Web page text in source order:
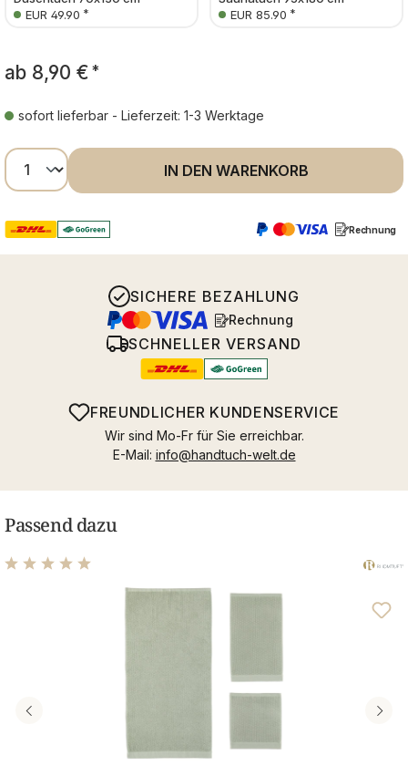
EUR 49.90 *
EUR 85.90 *
ab 8,90 € *
sofort lieferbar - Lieferzeit: 1-3 Werktage
Produkt Anzahl: Gib den gewünschten
IN DEN WARENKORB
Rechnung
SICHERE BEZAHLUNG
Rechnung
SCHNELLER VERSAND
FREUNDLICHER KUNDENSERVICE
Wir sind Mo-Fr für Sie erreichbar.
E-Mail: info@handtuch-welt.de
Passend dazu
Durchschnittliche Bewertung von 5 von 5 Sternen